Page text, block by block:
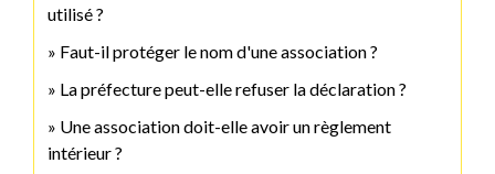
utilisé ?
Faut-il protéger le nom d'une association ?
La préfecture peut-elle refuser la déclaration ?
Une association doit-elle avoir un règlement
intérieur ?